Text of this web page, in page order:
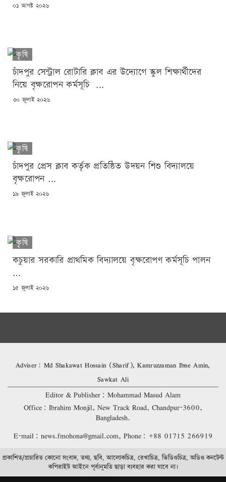
POSTED
০১ আগষ্ট ২০২৬
কৃষি
চাঁদপুর সেন্ট্রাল রোটারি ক্লাব এর উদ্যোগে স্কুল শিক্ষার্থীদের
নিয়ে বৃক্ষরোপন কর্মসূচি ...
POSTED
৩০ জুলাই ২০২৬
কৃষি
চাঁদপুর প্রেস ক্লাব কর্তৃক প্রতিষ্ঠিত উদয়ন শিশু বিদ্যালয়ে
বৃক্ষরোপন ...
POSTED
১৯ জুলাই ২০২৬
কৃষি
কচুয়ার সরকারি প্রাথমিক বিদ্যালয়ে বৃক্ষরোপণ কর্মসূচি পালন
...
POSTED
১৫ জুলাই ২০২৬
Adviser: Md Shakawat Hossain (Sharif), Kamruzzaman Ibne Amin,
Sawkat Ali
Editor & Publisher: Mohammad Masud Alam
Office: Ibrahim Monjil, New Track Road, Chandpur-3600,
Bangladesh.
E-mail: news.fmohona@gmail.com, Phone: +88 01715 266919
প্রকাশিত/প্রচারিত কোনো সংবাদ, তথ্য, ছবি, আলোকচিত্র, রেখাচিত্র, ভিডিওচিত্র, অডিও কনটেন্ট
কপিরাইট আইনে পূর্বানুমতি ছাড়া ব্যবহার করা যাবে না।